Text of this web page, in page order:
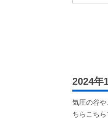
2024年
気圧の谷
ちらこち